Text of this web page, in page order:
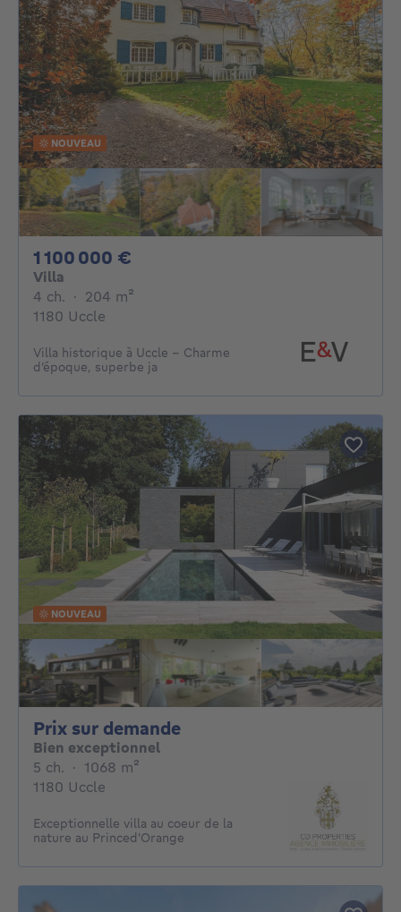
NOUVEAU
1 100 000 €
Villa
4 ch. 4 chambres
· 204 m²
1180 Uccle
Villa historique à Uccle – Charme
d’époque, superbe ja
NOUVEAU
Prix sur demandePrix sur demande
Bien exceptionnel
5 ch. 5 chambres
· 1068 m²
1180 Uccle
Exceptionnelle villa au coeur de la
nature au Princed'Orange